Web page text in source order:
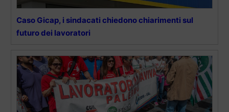
Caso Gicap, i sindacati chiedono chiarimenti sul
futuro dei lavoratori